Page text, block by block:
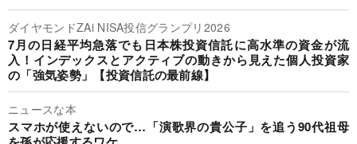
ダイヤモンドZAi NISA投信グランプリ2026
7月の日経平均急落でも日本株投資信託に高水準の資金が流
入！インデックスとアクティブの動きから見えた個人投資家
の「強気姿勢」【投資信託の最前線】
ニュースな本
スマホが使えないので…「演歌界の貴公子」を追う90代祖母